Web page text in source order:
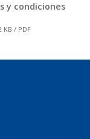
y condiciones
KB / PDF